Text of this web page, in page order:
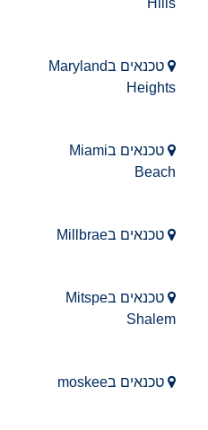
Hills
טכנאים בMaryland
Heights
טכנאים בMiami
Beach
טכנאים בMillbrae
טכנאים בMitspe
Shalem
טכנאים בmoskee